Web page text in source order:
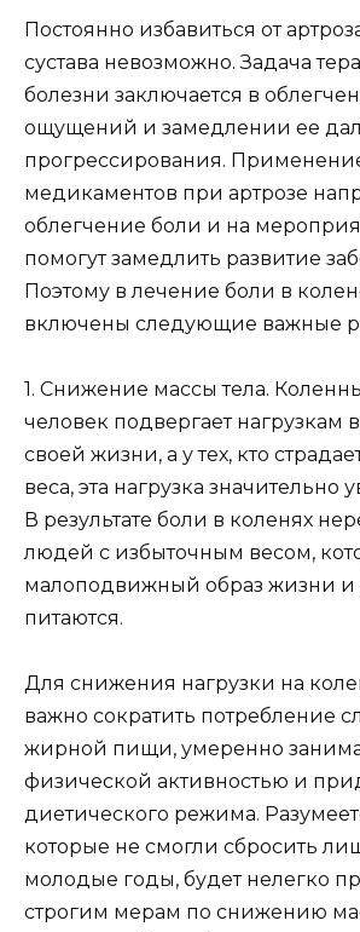
Постоянно избавиться от
сустава невозможно. Задача
болезни заключается в
ощущений и замедлении ее
прогрессирования.
медикаментов при артрозе
облегчение боли и на
помогут замедлить развитие
Поэтому в лечение боли в
включены следующие важные
1. Снижение массы тела.
человек подвергает нагрузкам
своей жизни, а у тех, кто
веса, эта нагрузка значительно
В результате боли в коленях
людей с избыточным весом,
малоподвижный образ жизни и
питаются.
Для снижения нагрузки на
важно сократить потребление
жирной пищи, умеренно
физической активностью и
диетического режима.
которые не смогли сбросить
молодые годы, будет нелегко
строгим мерам по снижению